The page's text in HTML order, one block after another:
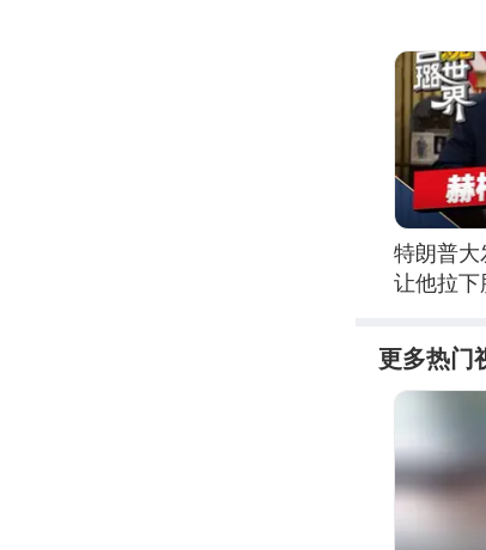
特朗普大
让他拉下
更多热门